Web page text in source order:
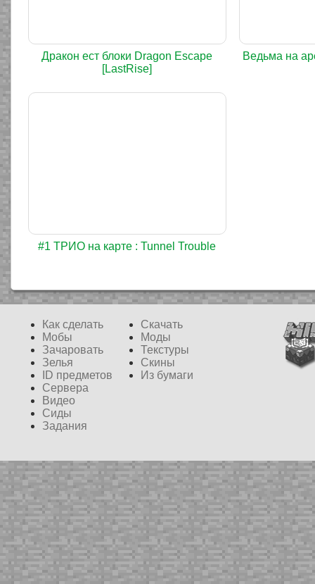
Дракон ест блоки Dragon Escape
[LastRise]
Ведьма на
#1 ТРИО на карте : Tunnel Trouble
Как сделать
Мобы
Зачаровать
Зелья
ID предметов
Сервера
Видео
Сиды
Задания
Скачать
Моды
Текстуры
Скины
Из бумаги